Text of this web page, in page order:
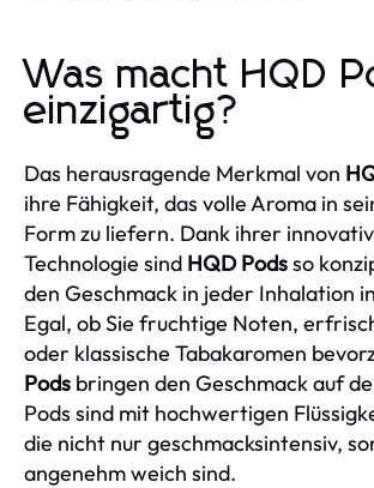
Was macht HQD
einzigartig?
Das herausragende Merkmal von
ihre Fähigkeit, das volle Aroma in
Form zu liefern. Dank ihrer
Technologie sind HQD Podsso
den Geschmack in jeder Inhalation
Egal, ob Sie fruchtige Noten,
oder klassische Tabakaromen
Pods bringen den Geschmack auf
Pods sind mit hochwertigen
die nicht nur geschmacksintensiv,
angenehm weich sind.